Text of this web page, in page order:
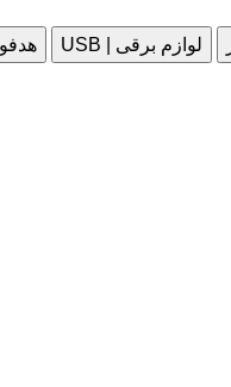
لوازم برقی | USB